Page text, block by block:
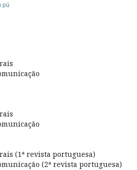
(1ª revista portuguesa)
(2ª revista portuguesa)